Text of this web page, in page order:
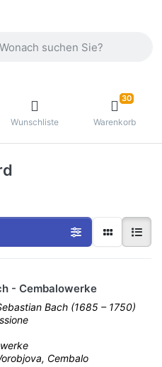
Wunschliste
30
Warenkorb
- Cembalowerke
Bach (1685 – 1750)
Cembalo